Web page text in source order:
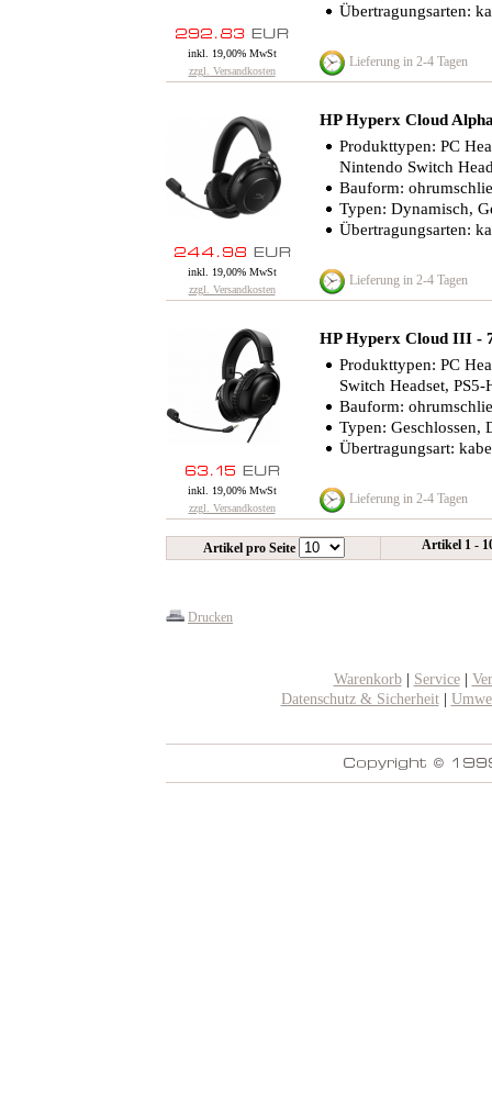
Übertragungsarten:
inkl. 19,00% MwSt
zzgl. Versandkosten
Lieferung in 2-4 Tagen
HP Hyperx Cloud
Produkttypen: PC
Nintendo Switch
Bauform:
Typen: Dynamisch,
Übertragungsarten:
inkl. 19,00% MwSt
zzgl. Versandkosten
Lieferung in 2-4 Tagen
HP Hyperx Cloud III -
Produkttypen: PC
Switch Headset,
Bauform:
Typen: Geschlossen,
Übertragungsart:
inkl. 19,00% MwSt
zzgl. Versandkosten
Lieferung in 2-4 Tagen
Artikel pro Seite Artikel 1 -
Drucken
Warenkorb| Service|
Datenschutz & Sicherheit|